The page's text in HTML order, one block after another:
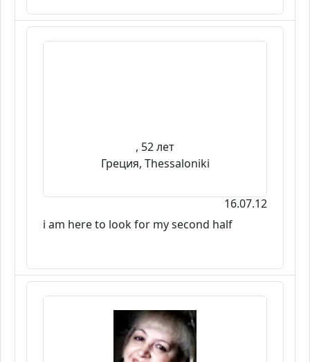
, 52 лет
Греция, Thessaloniki
16.07.12
i am here to look for my second half